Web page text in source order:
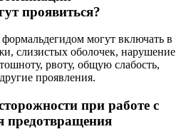
проявиться?
могут включать в
слизистых оболочек, нарушение
рвоту, общую слабость,
проявления.
при работе с
предотвращения